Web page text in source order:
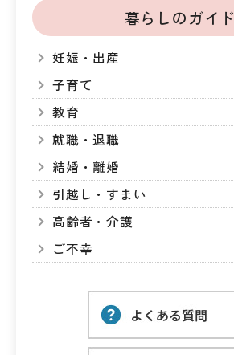
暮らしのガイド
妊娠・出産
子育て
教育
就職・退職
結婚・離婚
引越し・すまい
高齢者・介護
ご不幸